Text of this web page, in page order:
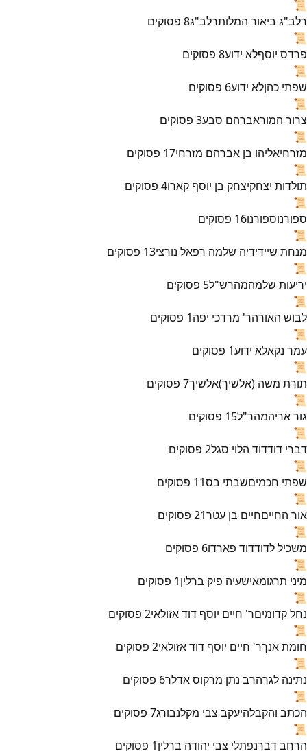
📜
רלב"ג ביאור המלותרלב"ג8 פסוקים
📜
פרדס יוסףלא ידוע8 פסוקים
📜
שפתי כהןלא ידוע6 פסוקים
📜
צרור המוראברהם סבע3 פסוקים
📜
מזרחיאליהו בן אברהם מזרחי17 פסוקים
📜
תולדות יצחקיצחק בן יוסף קארו4 פסוקים
📜
ספורנוספורנו16 פסוקים
📜
מנחת שיידידיה שלמה רפאל נורצי13 פסוקים
📜
יריעות שלמהמהרש"ל5 פסוקים
📜
לבוש האורהר' מרדכי יפה1 פסוקים
📜
עמר נקאלא ידוע1 פסוקים
📜
תורת משה (אלשיך)אלשיך7 פסוקים
📜
גור אריהמהר"ל15 פסוקים
📜
דברי דודדוד הלוי סגל2 פסוקים
📜
שפתי חכמיםשבתי בס11 פסוקים
📜
אור החייםחיים בן עטר21 פסוקים
📜
משכיל לדודדוד פארדו6 פסוקים
📜
מיני תרגומאישעיה פיק ברלין1 פסוקים
📜
נחל קדומיםר' חיים יוסף דוד אזולאי2 פסוקים
📜
חומת אנךר' חיים יוסף דוד אזולאי2 פסוקים
📜
נתינה לגרהרב נתן מרקוס אדלר6 פסוקים
📜
הכתב והקבלהיעקב צבי מקלנבורג7 פסוקים
📜
הרחב דברנפתלי צבי יהודה ברלין1 פסוקים